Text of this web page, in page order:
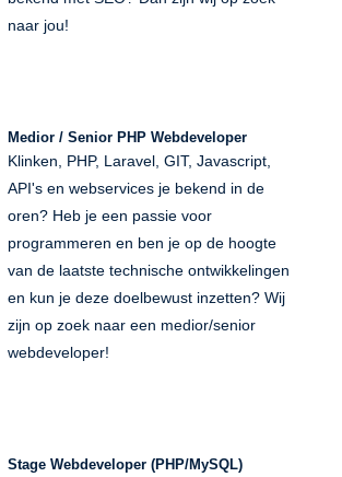
naar jou!
Medior / Senior PHP Webdeveloper
Klinken, PHP, Laravel, GIT, Javascript,
API's en webservices je bekend in de
oren? Heb je een passie voor
programmeren en ben je op de hoogte
van de laatste technische ontwikkelingen
en kun je deze doelbewust inzetten? Wij
zijn op zoek naar een medior/senior
webdeveloper!
Stage Webdeveloper (PHP/MySQL)